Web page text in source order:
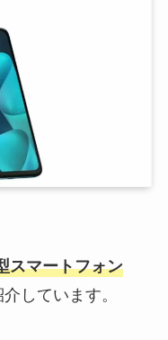
スマートフォン
しています。